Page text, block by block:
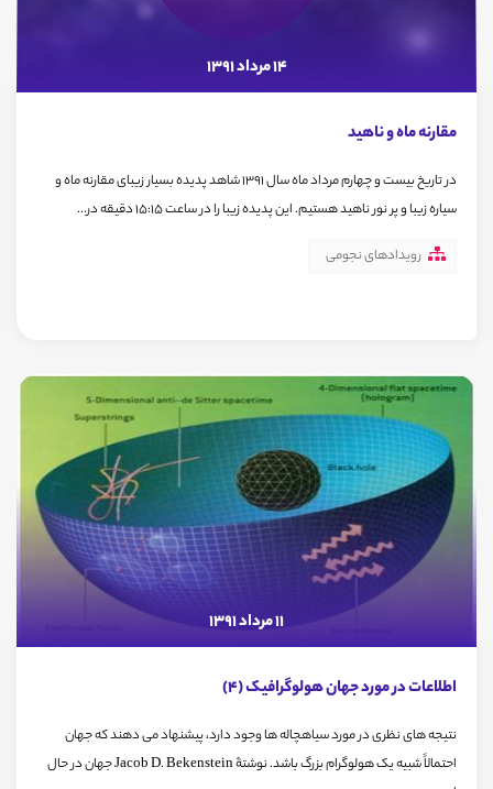
14 مرداد 1391
مقارنه ماه و ناهید
در تاریخ بیست و چهارم مرداد ماه سال 1391 شاهد پدیده بسیار زیبای مقارنه ماه و
سیاره زیبا و پر نور ناهید هستیم. این پدیده زیبا را در ساعت 15:15 دقیقه در...
رویدادهای نجومی
11 مرداد 1391
اطلاعات در مورد جهان هولوگرافیک (4)
نتیجه های نظری در مورد سیاهچاله ها وجود دارد، پیشنهاد می دهند که جهان
احتمالاً شبیه یک هولوگرام بزرگ باشد. نوشتۀ Jacob D. Bekenstein جهان در حال